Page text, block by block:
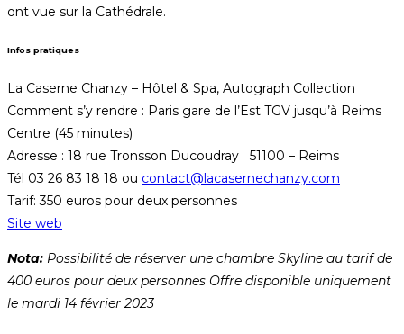
ont vue sur la Cathédrale.
Infos pratiques
La Caserne Chanzy – Hôtel & Spa, Autograph Collection
Comment s’y rendre : Paris gare de l’Est TGV jusqu’à Reims
Centre (45 minutes)
Adresse : 18 rue Tronsson Ducoudray 51100 – Reims
Tél 03 26 83 18 18 ou contact@lacasernechanzy.com
Tarif: 350 euros pour deux personnes
Site web
Nota: Possibilité de réserver une chambre Skyline au tarif de
400 euros pour deux personnes Offre disponible uniquement
le mardi 14 février 2023